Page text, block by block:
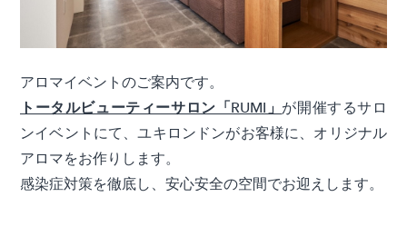
アロマイベントのご案内です。
トータルビューティーサロン「RUMI」 が開催するサロ
ンイベント にて、ユキロンドンがお客様に、オリジナル
アロマをお作りします。
感染症対策を徹底し、安心安全の空間でお迎えします。